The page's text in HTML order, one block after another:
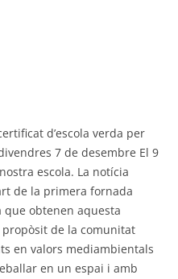
d’escola verda per
7 de desembre El 9
escola. La notícia
de la primera fornada
que obtenen aquesta
de la comunitat
en valors mediambientals
en un espai i amb